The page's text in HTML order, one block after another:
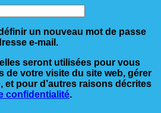
un nouveau mot de passe
e-mail.
seront utilisées pour vous
de votre visite du site web, gérer
et pour d’autres raisons décrites
confidentialité.